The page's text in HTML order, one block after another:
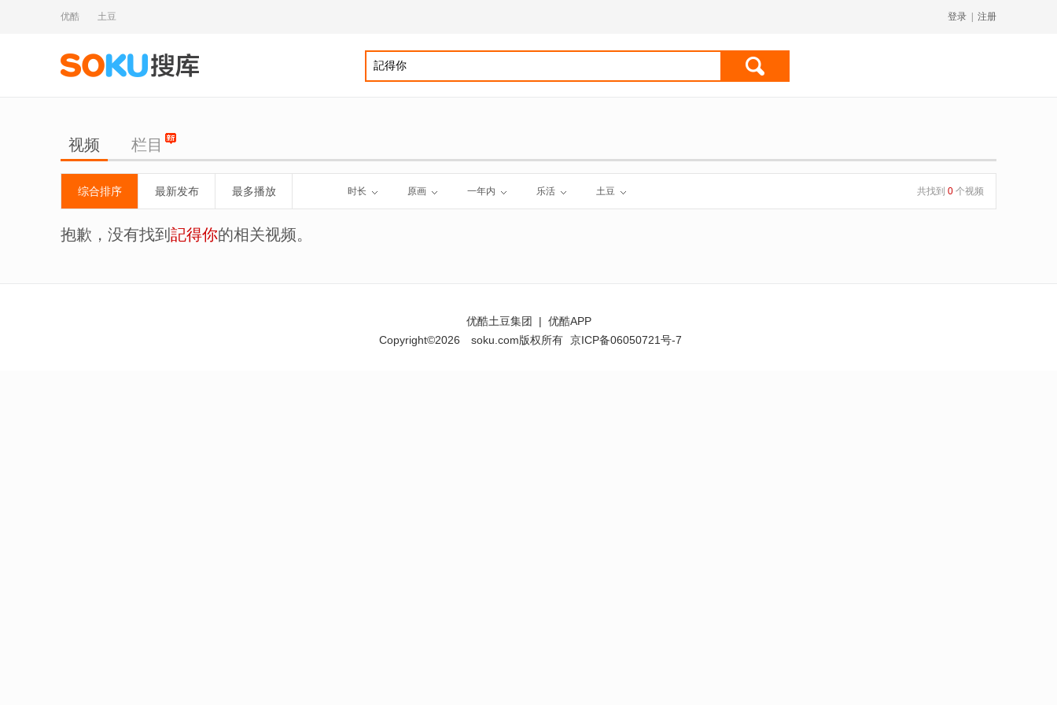
优酷 土豆 登录 注册
视频 栏目
综合排序 最新发布 最多播放 时长 原画 一年内 乐活 土豆 共找到 0 个视频
抱歉，没有找到 記得你的相关视频。
优酷土豆集团 | 优酷APP
Copyright©2026
soku.com版权所有 京ICP备06050721号-7